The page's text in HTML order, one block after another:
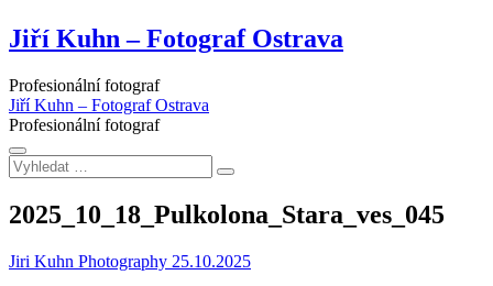
Jiří Kuhn – Fotograf Ostrava
Profesionální fotograf
Jiří Kuhn – Fotograf Ostrava
Profesionální fotograf
Vyhledat
…
2025_10_18_Pulkolona_Stara_ves_045
Jiri Kuhn Photography 25.10.2025